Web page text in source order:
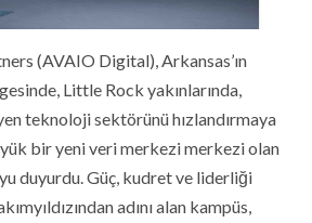
(AVAIO Digital), Arkansas’ın
Little Rock yakınlarında,
teknoloji sektörünü hızlandırmaya
bir yeni veri merkezi merkezi olan
duyurdu. Güç, kudret ve liderliği
adını alan kampüs,